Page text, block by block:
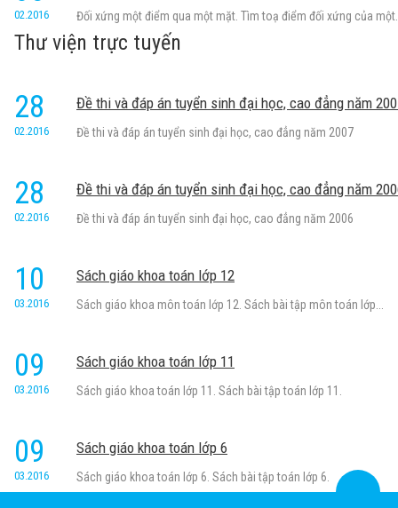
02.2016 Đối xứng một điểm qua một mặt. Tìm toạ điểm đối xứng của
Thư viện trực tuyến
28
02.2016
Đề thi và đáp án tuyển sinh đại học, cao đẳng năm
Đề thi và đáp án tuyển sinh đại học, cao đẳng năm 2007
28
02.2016
Đề thi và đáp án tuyển sinh đại học, cao đẳng năm
Đề thi và đáp án tuyển sinh đại học, cao đẳng năm 2006
10
03.2016
Sách giáo khoa toán lớp 12
Sách giáo khoa môn toán lớp 12. Sách bài tập môn toán lớp...
09
03.2016
Sách giáo khoa toán lớp 11
Sách giáo khoa toán lớp 11. Sách bài tập toán lớp 11.
09
03.2016
Sách giáo khoa toán lớp 6
Sách giáo khoa toán lớp 6. Sách bài tập toán lớp 6.